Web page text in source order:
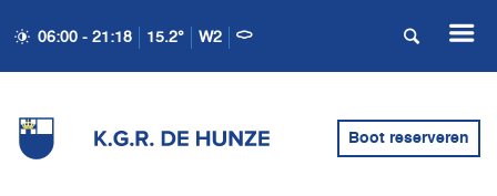
06:00 - 21:18 15.2° W2
Boot reserveren
EEN GESLAAGD WEEKEND